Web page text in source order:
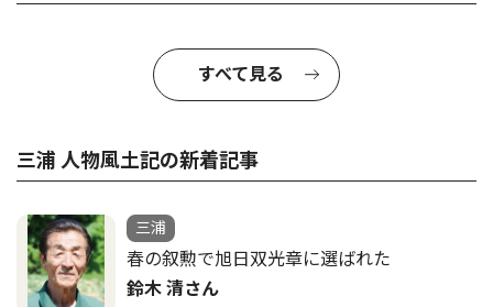
すべて見る
三浦 人物風土記の新着記事
三浦
春の叙勲で旭日双光章に選ばれた
鈴木 清さん